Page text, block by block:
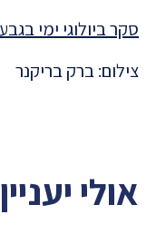
סקר ביולוגי ימי בגבעת
צילום: ברק בריקנר
אולי